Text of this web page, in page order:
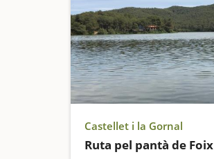
Castellet i la Gornal
Ruta pel pantà de Foix